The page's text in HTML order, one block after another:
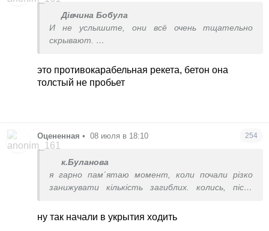
Дівчина Бобула
И не услышите, они всё очень тщательно
скрывают.
подземных, паркинг это ни о чем для таких
ракет.
Это только станции по типу Арсенальной
Под раду и в нору потужника естественно
это противокарабельная рекета, бетон она
толстый не пробьет
Оцененная • 08 июля в 18:10 254
к.Буланова
я гарно пам´ятаю момент, коли почали різко
занижувати кількість загиблих. колись, після
різко стали писати максимум 3-6 осіб.
ну так начали в укрытия ходить